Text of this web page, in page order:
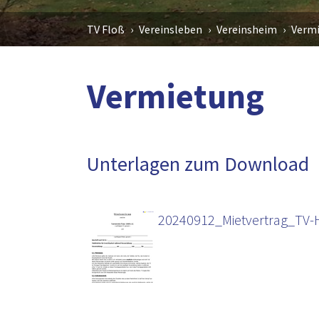
Sie sind hier:
TV Floß Vereinsleben Vereinsheim
Vermietung
Unterlagen zum Download